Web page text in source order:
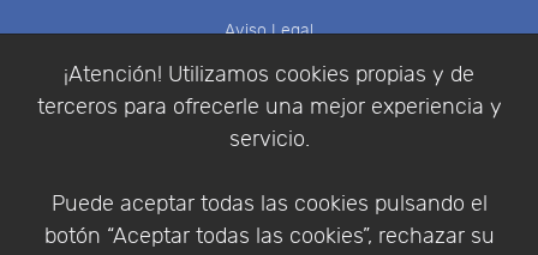
¡Atención! Utilizamos cookies propias y de
terceros para ofrecerle una mejor experiencia y
servicio.
Puede aceptar todas las cookies pulsando el
botón “Aceptar todas las cookies”, rechazar su
Aviso Legal
Política de Privacidad
Condiciones de compra
Identificarse